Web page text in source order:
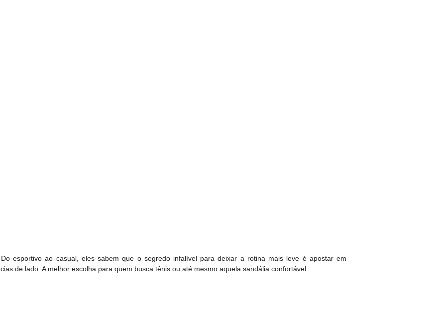
esportivo ao casual, eles sabem que o segredo infalível para deixar a rotina mais leve é apostar em
de lado. A melhor escolha para quem busca tênis ou até mesmo aquela sandália confortável.